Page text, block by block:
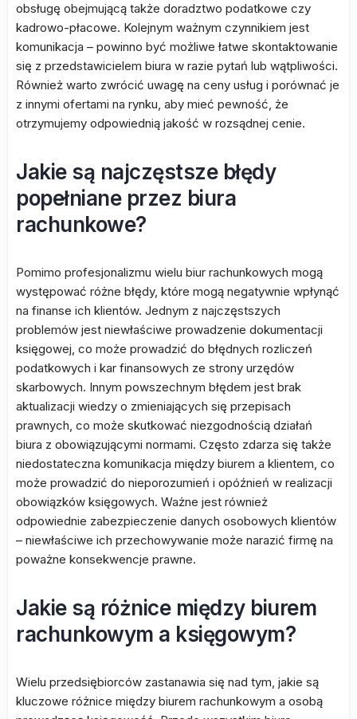
obsługę obejmującą także doradztwo podatkowe czy
kadrowo-płacowe. Kolejnym ważnym czynnikiem jest
komunikacja – powinno być możliwe łatwe skontaktowanie
się z przedstawicielem biura w razie pytań lub wątpliwości.
Również warto zwrócić uwagę na ceny usług i porównać je
z innymi ofertami na rynku, aby mieć pewność, że
otrzymujemy odpowiednią jakość w rozsądnej cenie.
Jakie są najczęstsze błędy
popełniane przez biura
rachunkowe?
Pomimo profesjonalizmu wielu biur rachunkowych mogą
występować różne błędy, które mogą negatywnie wpłynąć
na finanse ich klientów. Jednym z najczęstszych
problemów jest niewłaściwe prowadzenie dokumentacji
księgowej, co może prowadzić do błędnych rozliczeń
podatkowych i kar finansowych ze strony urzędów
skarbowych. Innym powszechnym błędem jest brak
aktualizacji wiedzy o zmieniających się przepisach
prawnych, co może skutkować niezgodnością działań
biura z obowiązującymi normami. Często zdarza się także
niedostateczna komunikacja między biurem a klientem, co
może prowadzić do nieporozumień i opóźnień w realizacji
obowiązków księgowych. Ważne jest również
odpowiednie zabezpieczenie danych osobowych klientów
– niewłaściwe ich przechowywanie może narazić firmę na
poważne konsekwencje prawne.
Jakie są różnice między biurem
rachunkowym a księgowym?
Wielu przedsiębiorców zastanawia się nad tym, jakie są
kluczowe różnice między biurem rachunkowym a osobą